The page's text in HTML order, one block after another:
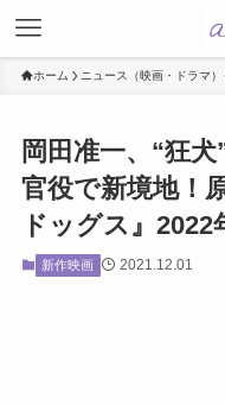
ホーム ニュース（映画・ドラマ）
岡田准一、“狂
官役で新境地！
ドッグス』
新作映画 2021.12.01